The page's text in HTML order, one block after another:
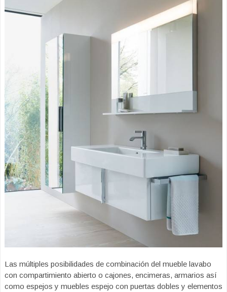
Las múltiples posibilidades de combinación del mueble lavabo
con compartimiento abierto o cajones, encimeras, armarios así
como espejos y muebles espejo con puertas dobles y elementos